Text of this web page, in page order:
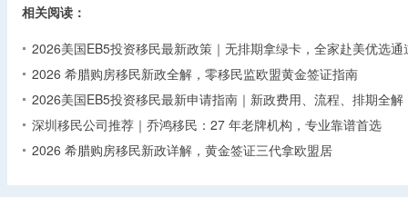
相关阅读：
2026美国EB5投资移民最新政策｜无排期拿绿卡，全家赴美优选通
2026 希腊购房移民新政全解，零移民监欧盟黄金签证指南
2026美国EB5投资移民最新申请指南｜新政费用、流程、排期全解
深圳移民公司推荐｜乔鸿移民：27 年老牌机构，专业靠谱首选
2026 希腊购房移民新政详解，黄金签证三代拿欧盟居